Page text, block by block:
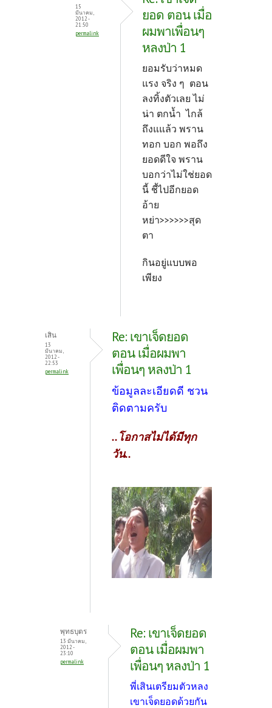
15
มีนาคม,
2012 -
21:50
permalink
ยอด ตอน เมื่อ
ผมพาเพื่อนๆ
หลงป่า 1
ยอมรับว่าหมด
แรง จริง ๆ ตอน
ลงทิ้งตัวเลย ไม่
น่า ตกน้ำ ไกล้
ถึงแแล้ว พราน
ทอก บอก พอถึง
ยอดดีใจ พราน
บอกว่าไม่ใช่ยอด
นี้ ชี้ไปอีกยอด
อ้าย
หย่า>>>>>>สุด
ตา
กินอยู่แบบพอ
เพียง
เสิน
13
มีนาคม,
2012 -
22:53
permalink
Re: เขาเจ็ดยอด
ตอน เมื่อผมพา
เพื่อนๆ หลงป่า 1
ข้อมูลละเอียดดี ชวน
ติดตามครับ
..โอกาสไม่ได้มีทุก
วัน..
พุทธบุตร
13 มีนาคม,
2012 -
23:10
permalink
Re: เขาเจ็ดยอด
ตอน เมื่อผมพา
เพื่อนๆ หลงป่า 1
พี่เสินเตรียมตัวหลง
เขาเจ็ดยอดด้วยกัน